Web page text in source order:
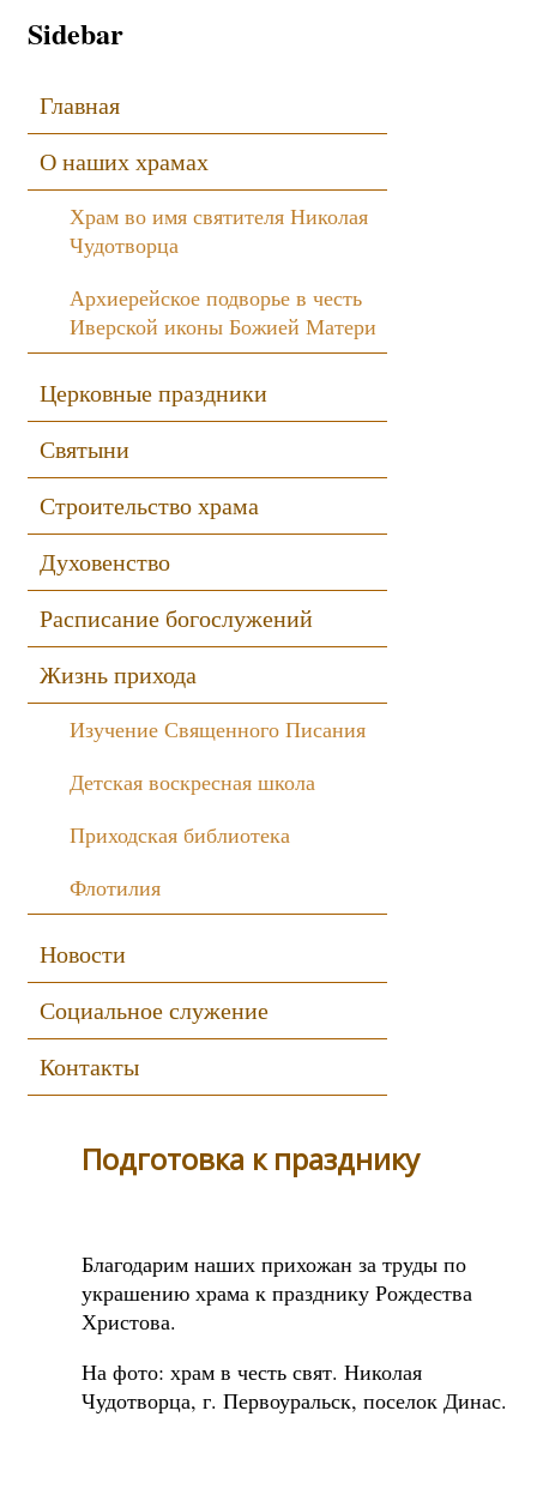
Sidebar
Главная
О наших храмах
Храм во имя святителя Николая
Чудотворца
Архиерейское подворье в честь
Иверской иконы Божией Матери
Церковные праздники
Святыни
Строительство храма
Духовенство
Расписание богослужений
Жизнь прихода
Изучение Священного Писания
Детская воскресная школа
Приходская библиотека
Флотилия
Новости
Социальное служение
Контакты
Подготовка к празднику
Благодарим наших прихожан за труды по
украшению храма к празднику Рождества
Христова.
На фото: храм в честь свят. Николая
Чудотворца, г. Первоуральск, поселок Динас.